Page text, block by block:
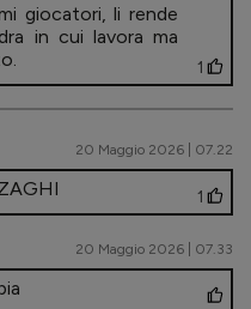
giocatori, li rende
in cui lavora ma
1
20 Maggio 2026 | 07.22
1
20 Maggio 2026 | 07.33